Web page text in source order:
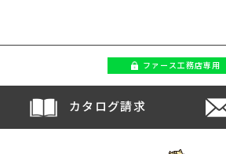
ファース工務店専用
カタログ請求